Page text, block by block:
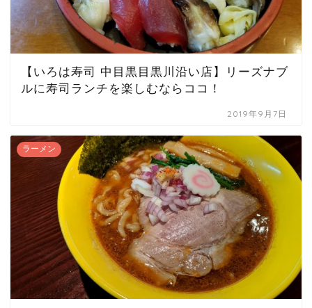
【いろは寿司 中目黒目黒川沿い店】リーズナブ
ルに寿司ランチを楽しむならココ！
2019年9月7日
ラーメン